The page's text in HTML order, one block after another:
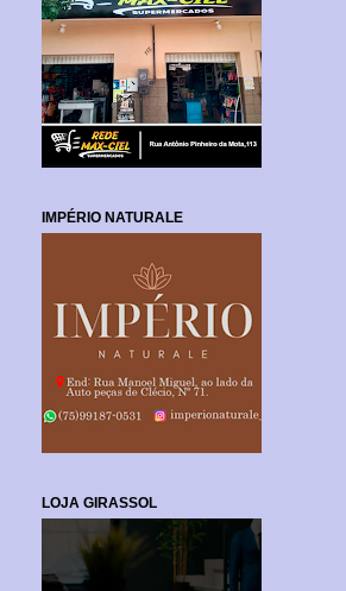
IMPÉRIO NATURALE
LOJA GIRASSOL